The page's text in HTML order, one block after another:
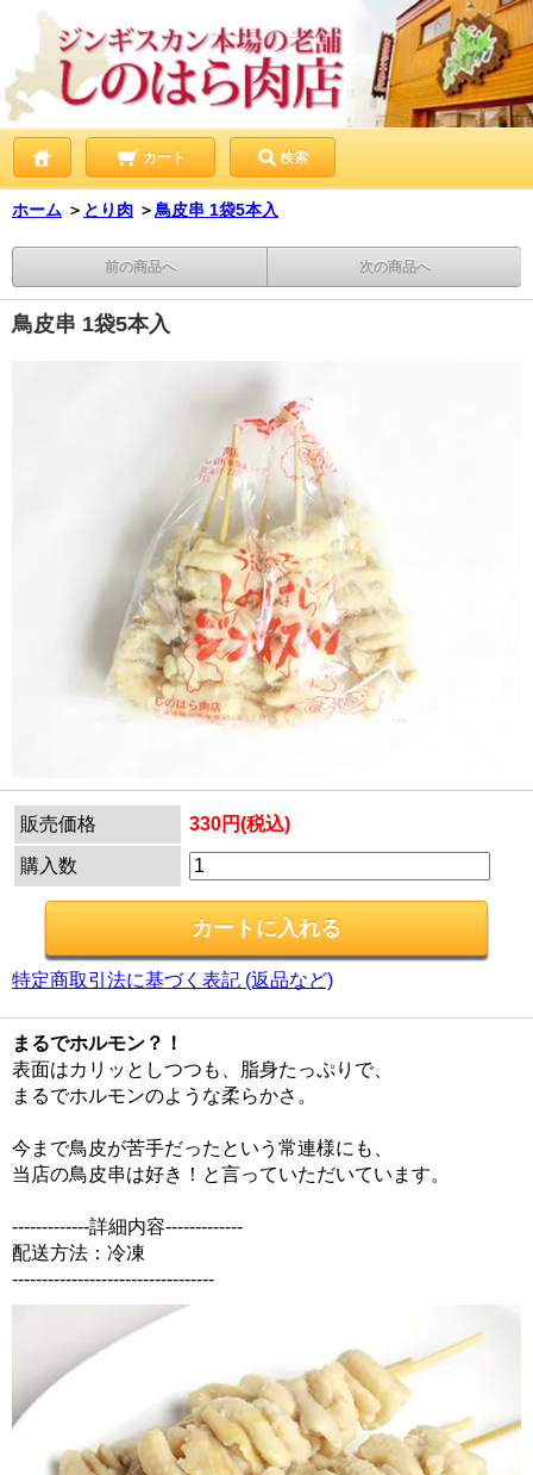
カート 検索
ホーム ＞ とり肉 ＞鳥皮串 1袋5本入
前の商品へ 次の商品へ
鳥皮串 1袋5本入
販売価格 330円(税込)
購入数
特定商取引法に基づく表記 (返品など)
まるでホルモン？！
表面はカリッとしつつも、脂身たっぷりで、
まるでホルモンのような柔らかさ。
今まで鳥皮が苦手だったという常連様にも、
当店の鳥皮串は好き！と言っていただいています。
-------------詳細内容-------------
配送方法：冷凍
----------------------------------